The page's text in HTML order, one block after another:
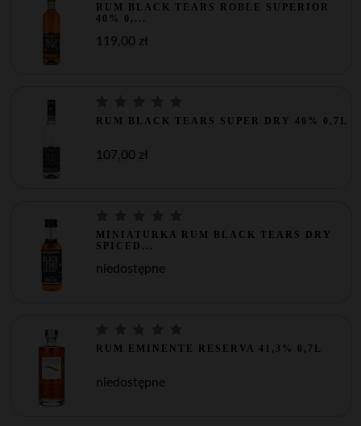
RUM BLACK TEARS ROBLE SUPERIOR
40% 0,...
119,00 zł
RUM BLACK TEARS SUPER DRY 40% 0,7L
107,00 zł
MINIATURKA RUM BLACK TEARS DRY
SPICED...
niedostępne
RUM EMINENTE RESERVA 41,3% 0,7L
niedostępne